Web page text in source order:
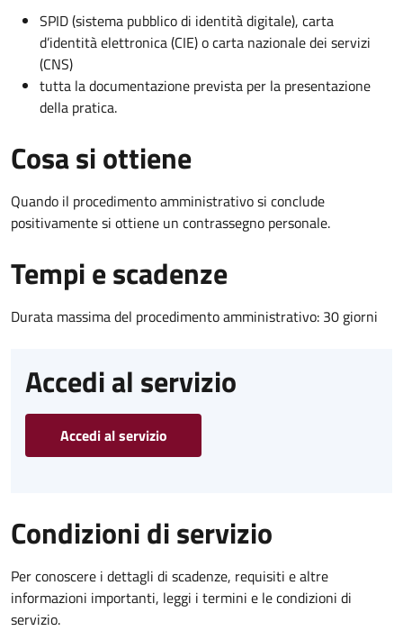
SPID (sistema pubblico di identità digitale), carta
d’identità elettronica (CIE) o carta nazionale dei servizi
(CNS)
tutta la documentazione prevista per la presentazione
della pratica.
Cosa si ottiene
Quando il procedimento amministrativo si conclude
positivamente si ottiene un contrassegno personale.
Tempi e scadenze
Durata massima del procedimento amministrativo: 30 giorni
Accedi al servizio
Accedi al servizio
Condizioni di servizio
Per conoscere i dettagli di scadenze, requisiti e altre
informazioni importanti, leggi i termini e le condizioni di
servizio.